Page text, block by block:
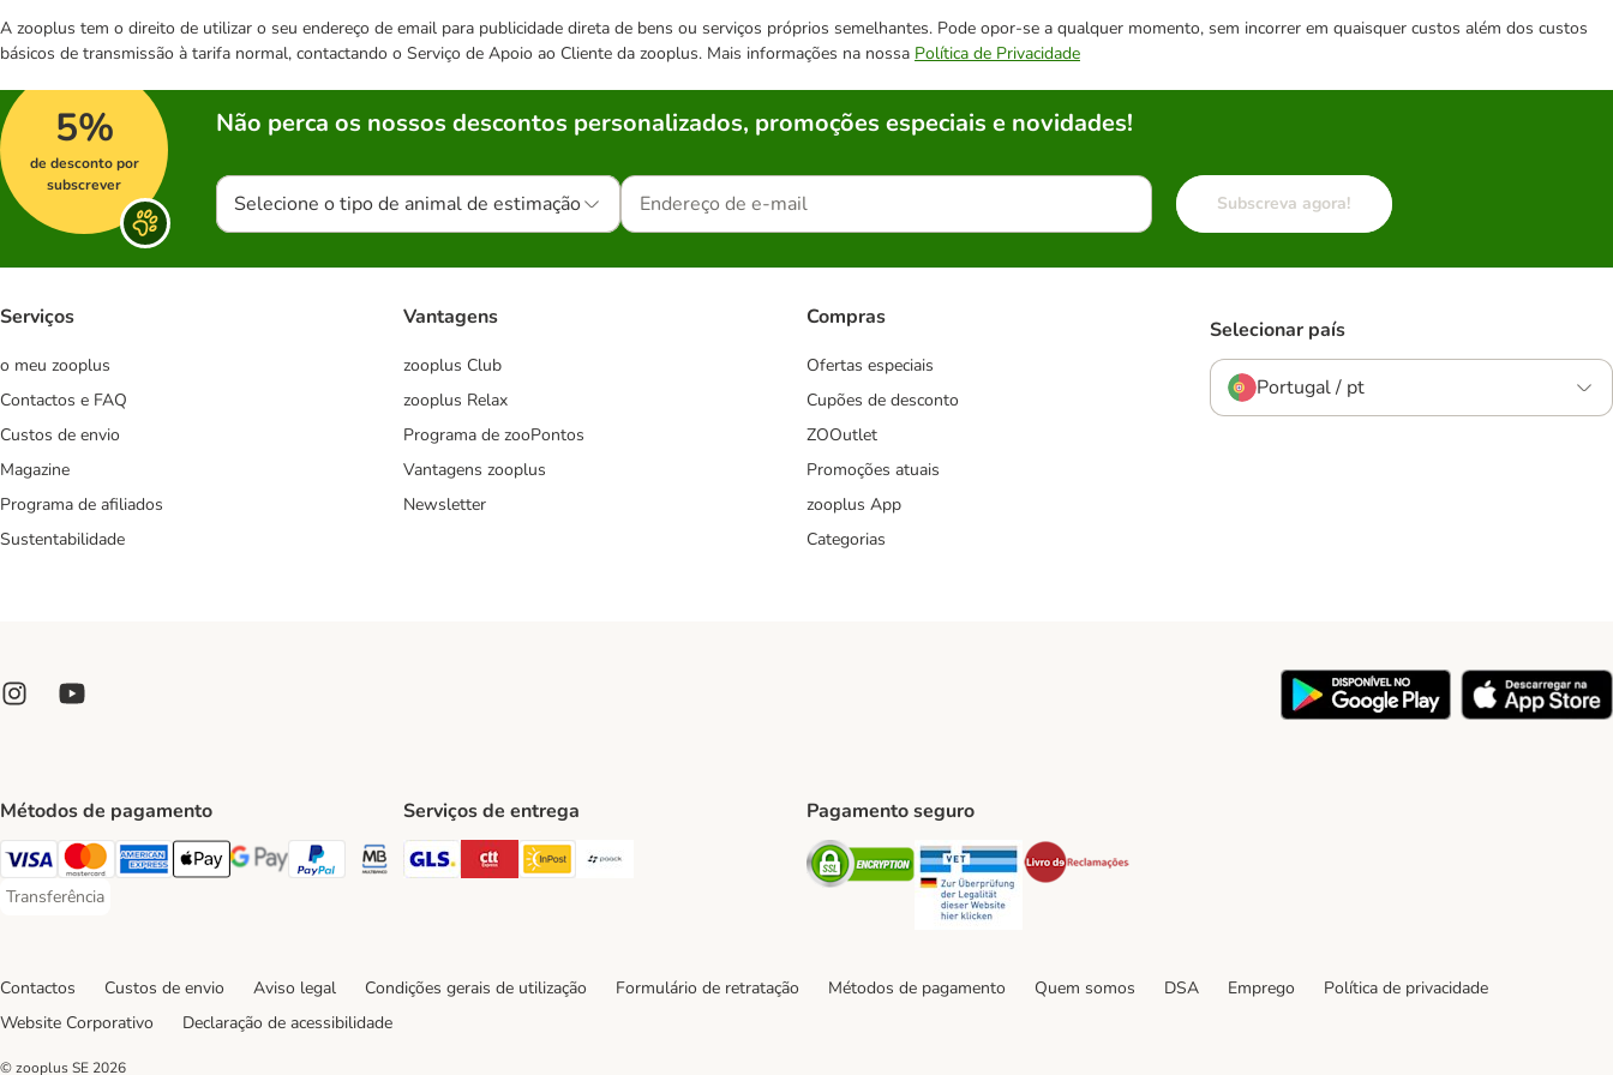
A zooplus tem o direito de utilizar o seu endereço de email para publicidade direta de bens ou serviços próprios semelhantes. Pode opor-se a qualquer momento, sem incorrer em quaisquer custos além dos custos
básicos de transmissão à tarifa normal, contactando o Serviço de Apoio ao Cliente da zooplus. Mais informações na nossa Política de Privacidade
5%
de desconto por
subscrever
Não perca os nossos descontos personalizados, promoções especiais e novidades!
Selecione o tipo de animal de estimação Subscreva agora!
Serviços
o meu zooplus
Contactos e FAQ
Custos de envio
Magazine
Programa de afiliados
Sustentabilidade
Vantagens
zooplus Club
zooplus Relax
Programa de zooPontos
Vantagens zooplus
Newsletter
Compras
Ofertas especiais
Cupões de desconto
ZOOutlet
Promoções atuais
zooplus App
Categorias
Selecionar país
Portugal / pt
Métodos de pagamento
Visa Payment Method
Mastercard Payment Method
American Express Payment Method
Apple Pay Payment Method
Google Pay Payment Method
PayPal Payment Method
Multibanco Payment Method
Transferência
Transferência Payment Method
Serviços de entrega
GLS Shipping Method
CTTExpress Shipping Method
InPost Shipping Method
Paack Shipping Method
Pagamento seguro
Security Security
Contactos Custos de envio Aviso legal Condições gerais de utilização Formulário de retratação Métodos de pagamento Quem somos DSA Emprego
Política de privacidade
Website Corporativo
Declaração de acessibilidade
© zooplus SE 2026